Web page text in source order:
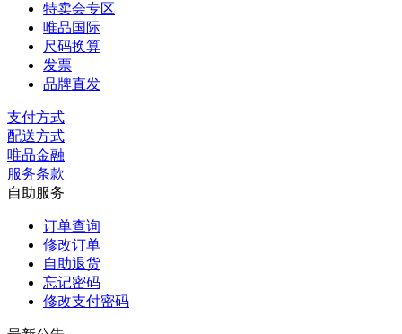
特卖会专区
唯品国际
尺码换算
发票
品牌直发
支付方式
配送方式
唯品金融
服务条款
自助服务
订单查询
修改订单
自助退货
忘记密码
修改支付密码